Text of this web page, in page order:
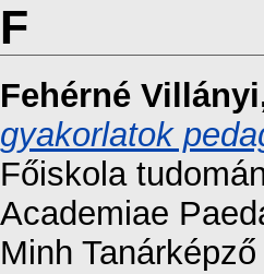
F
Fehérné
gyakorlatok
Főiskola
Academiae
Minh